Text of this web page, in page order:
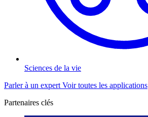
Sciences de la vie
Parler à un expert Voir toutes les applications
Partenaires clés